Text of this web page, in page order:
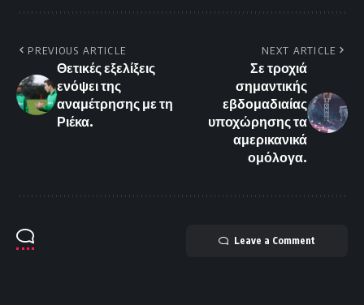
PREVIOUS ARTICLE
Θετικές εξελίξεις
ενόψει της
αναμέτρησης με τη
Ριέκα.
NEXT ARTICLE
Σε τροχιά
σημαντικής
εβδομαδιαίας
υποχώρησης τα
αμερικανικά
ομόλογα.
Leave a Comment